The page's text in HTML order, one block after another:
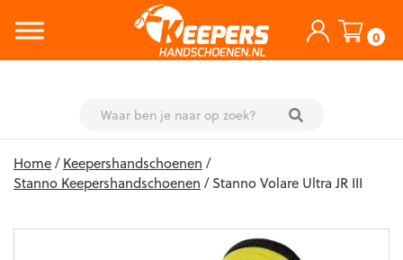
0
content
Home/Keepershandschoenen /
Stanno Keepershandschoenen / Stanno Volare Ultra JR III